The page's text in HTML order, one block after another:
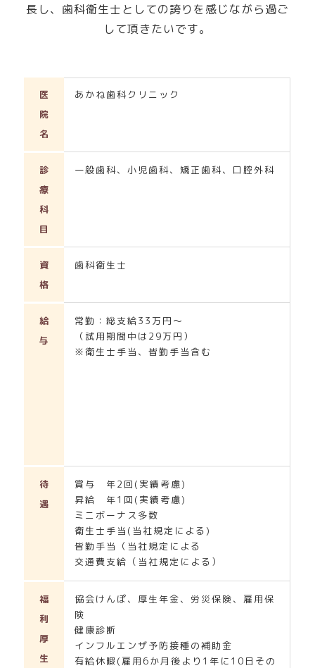
長し、歯科衛生士としての誇りを感じながら過ご
して頂きたいです。
医
院
名
あかね歯科クリニック
診
療
科
目
一般歯科、小児歯科、矯正歯科、口腔外科
資
格
歯科衛生士
給
与
常勤：総支給33万円～
（試用期間中は29万円）
※衛生士手当、皆勤手当含む
待
遇
賞与 年2回(実績考慮)
昇給 年1回(実績考慮)
ミニボーナス多数
衛生士手当(当社規定による)
皆勤手当（当社規定による
交通費支給（当社規定による）
福
利
厚
生
協会けんぽ、厚生年金、労災保険、雇用保
険
健康診断
インフルエンザ予防接種の補助金
有給休暇(雇用6か月後より1年に10日その